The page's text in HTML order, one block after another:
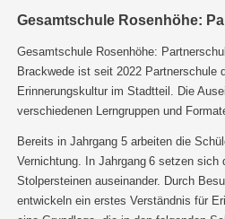
Gesamtschule Rosenhöhe:
Gesamtschule Rosenhöhe:
Brackwede ist seit 2022 Partnerschule
Erinnerungskultur im Stadtteil. Die
verschiedenen Lerngruppen und
Bereits in Jahrgang 5 arbeiten die
Vernichtung. In Jahrgang 6 setzen
Stolpersteinen auseinander. Durch
entwickeln ein erstes Verständnis für